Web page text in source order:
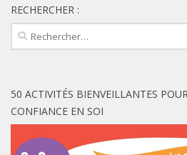
RECHERCHER :
Rechercher :
50 ACTIVITÉS BIENVEILLANTES
CONFIANCE EN SOI